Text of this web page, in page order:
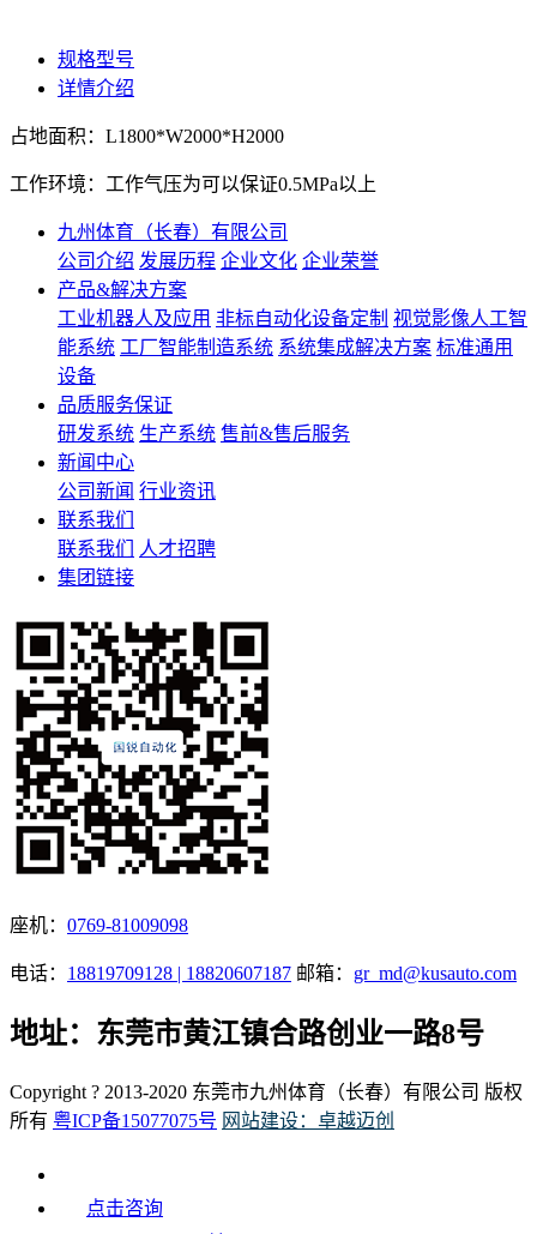
规格型号
详情介绍
占地面积：L1800*W2000*H2000
工作环境：工作气压为可以保证0.5MPa以上
九州体育（长春）有限公司
公司介绍 发展历程 企业文化 企业荣誉
产品&解决方案
工业机器人及应用 非标自动化设备定制 视觉影像人工智
能系统 工厂智能制造系统 系统集成解决方案 标准通用
设备
品质服务保证
研发系统 生产系统 售前&售后服务
新闻中心
公司新闻 行业资讯
联系我们
联系我们
人才招聘
集团链接
座机： 0769-81009098
电话： 18819709128 | 18820607187 邮箱： gr_md@kusauto.com
地址：东莞市黄江镇合路创业一路8号
Copyright ? 2013-2020 东莞市九州体育（长春）有限公司 版权
所有 粤ICP备15077075号 网站建设：卓越迈创
点击咨询